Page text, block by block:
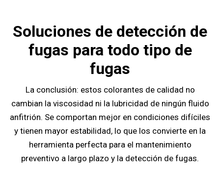
Soluciones de detección de
fugas para todo tipo de
fugas
La conclusión: estos colorantes de calidad no
cambian la viscosidad ni la lubricidad de ningún fluido
anfitrión. Se comportan mejor en condiciones difíciles
y tienen mayor estabilidad, lo que los convierte en la
herramienta perfecta para el mantenimiento
preventivo a largo plazo y la detección de fugas.